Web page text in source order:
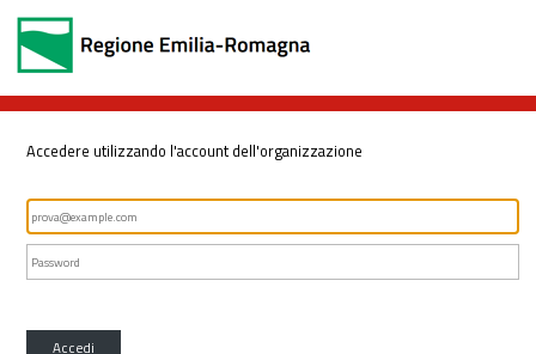
Accedere utilizzando l'account dell'organizzazione
Accedi